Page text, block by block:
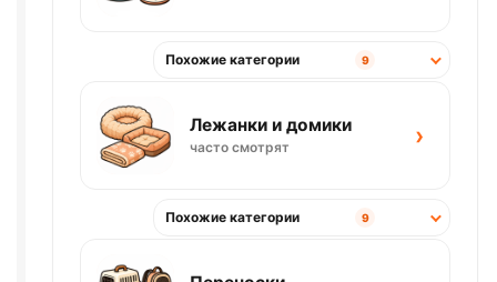
Похожие категории 9
Лежанки и домики
часто смотрят ›
Похожие категории 9